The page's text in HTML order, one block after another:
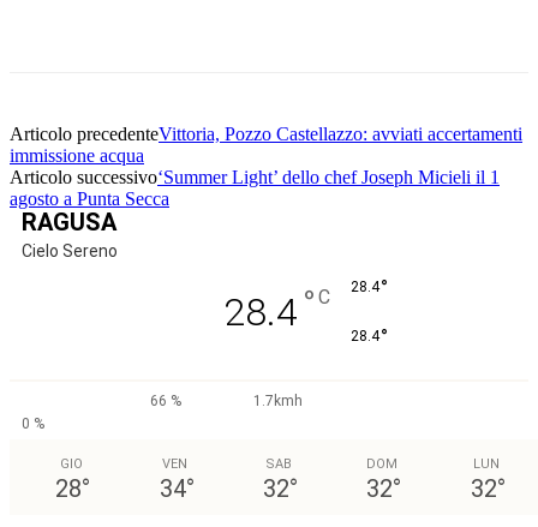
Articolo precedenteVittoria, Pozzo Castellazzo: avviati accertamenti
immissione acqua
Articolo successivo‘Summer Light’ dello chef Joseph Micieli il 1
agosto a Punta Secca
RAGUSA
Cielo Sereno
28.4 ° C 28.4°
28.4°
66 %
1.7kmh
0 %
GIO
28°
VEN
34°
SAB
32°
DOM
32°
LUN
32°